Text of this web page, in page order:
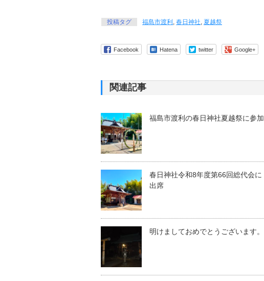
投稿タグ 福島市渡利 , 春日神社, 夏越祭
Facebook Hatena twitter Google+
関連記事
福島市渡利の春日神社夏越祭に参加
春日神社令和8年度第66回総代会に
出席
明けましておめでとうございます。